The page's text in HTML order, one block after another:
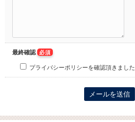
最終確認 必須
プライバシーポリシーを確認頂きました